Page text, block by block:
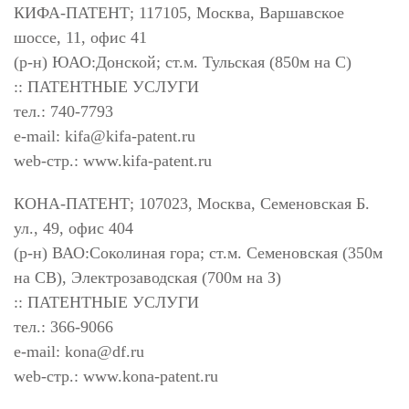
КИФА-ПАТЕНТ; 117105, Москва, Варшавское
шоссе, 11, офис 41
(р-н) ЮАО:Донской; ст.м. Тульская (850м на С)
:: ПАТЕНТНЫЕ УСЛУГИ
тел.: 740-7793
e-mail: kifa@kifa-patent.ru
web-стр.: www.kifa-patent.ru
КОНА-ПАТЕНТ; 107023, Москва, Семеновская Б.
ул., 49, офис 404
(р-н) ВАО:Соколиная гора; ст.м. Семеновская (350м
на СВ), Электрозаводская (700м на З)
:: ПАТЕНТНЫЕ УСЛУГИ
тел.: 366-9066
e-mail: kona@df.ru
web-стр.: www.kona-patent.ru